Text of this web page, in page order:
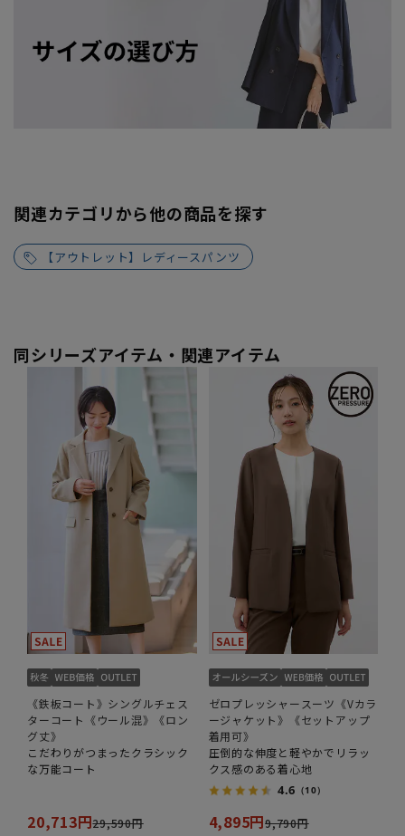
関連カテゴリから他の商品を探す
【アウトレット】レディースパンツ
同シリーズアイテム・関連アイテム
《鉄板コート》シングルチェス
ターコート《ウール混》《ロン
グ丈》
こだわりがつまったクラシック
な万能コート
20,713円29,590円
ゼロプレッシャースーツ《Vカラ
ージャケット》《セットアップ
着用可》
圧倒的な伸度と軽やかでリラッ
クス感のある着心地
4.6 （10）
4,895円9,790円